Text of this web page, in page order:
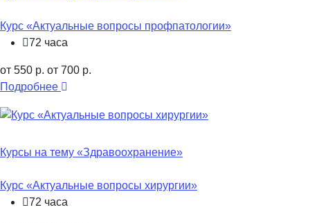
Курс «Актуальные вопросы профпатологии»
72 часа
от 550 р. от 700 р.
Подробнее
Курсы на тему «Здравоохранение»
Курс «Актуальные вопросы хирургии»
72 часа